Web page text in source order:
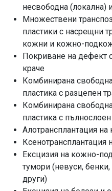
несвободна (локална)
Множествени
пластики с насрещни
кожни и кожно-
Покриване на дефект
краче
Комбинирана
пластика с разцепен
Комбинирана
пластика с
Алотрансплантация на
Ксенотрансплантация
Ексцизия на кожно-
тумори (невуси,
други)